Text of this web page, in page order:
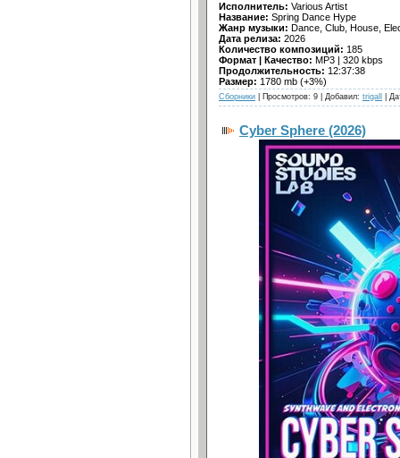
Исполнитель: Various Artist
Название: Spring Dance Hype
Жанр музыки: Dance, Club, House,
Дата релиза: 2026
Количество композиций: 185
Формат | Качество: MP3 | 320 kbps
Продолжительность: 12:37:38
Размер: 1780 mb (+3%)
Сборники | Просмотров: 9 | Добавил: trigall |
Cyber Sphere (2026)